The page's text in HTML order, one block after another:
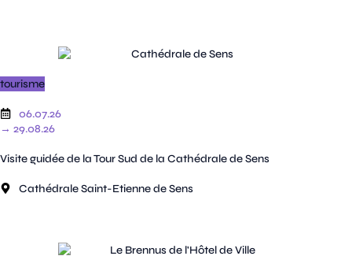
tourisme
06.07.26
→ 29.08.26
Visite guidée de la Tour Sud de la Cathédrale de Sens
Cathédrale Saint-Etienne de Sens